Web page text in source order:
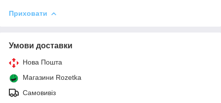
Приховати
Умови доставки
Нова Пошта
Магазини Rozetka
Самовивіз